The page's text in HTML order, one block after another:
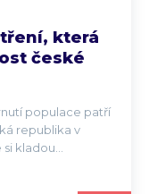
která
české
populace patří
republika v
kladou...